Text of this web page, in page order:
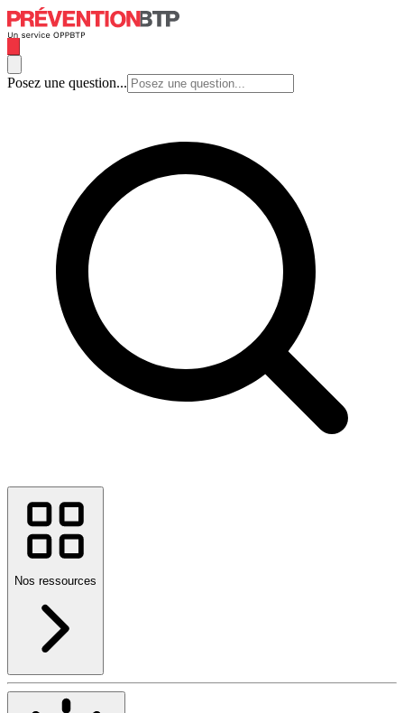
Posez une question...
Nos ressources